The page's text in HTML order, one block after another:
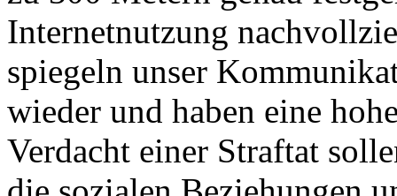
Internetnutzung
spiegeln unser
wieder und haben eine
Verdacht einer Straftat